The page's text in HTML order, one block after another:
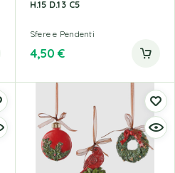
H.15 D.13 C5
Sfere e Pendenti
4,50€